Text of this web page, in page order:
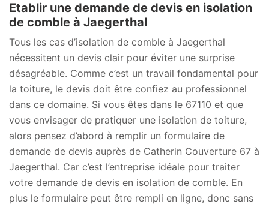
Etablir une demande de devis en isolation
de comble à Jaegerthal
Tous les cas d’isolation de comble à Jaegerthal
nécessitent un devis clair pour éviter une surprise
désagréable. Comme c’est un travail fondamental pour
la toiture, le devis doit être confiez au professionnel
dans ce domaine. Si vous êtes dans le 67110 et que
vous envisager de pratiquer une isolation de toiture,
alors pensez d’abord à remplir un formulaire de
demande de devis auprès de Catherin Couverture 67 à
Jaegerthal. Car c’est l’entreprise idéale pour traiter
votre demande de devis en isolation de comble. En
plus le formulaire peut être rempli en ligne, donc sans